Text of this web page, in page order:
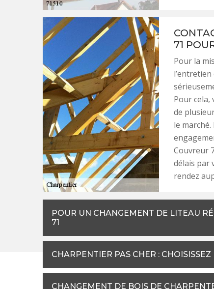
71
Pour la
Pour cela,
de
le
Couvreur
délais par
rendez
POUR UN CHANGEMENT DE LITEAU
71
CHARPENTIER PAS CHER :
CHANGEMENT DE BOIS DE